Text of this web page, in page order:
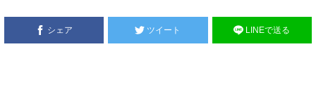
シェア ツイート LINEで送る